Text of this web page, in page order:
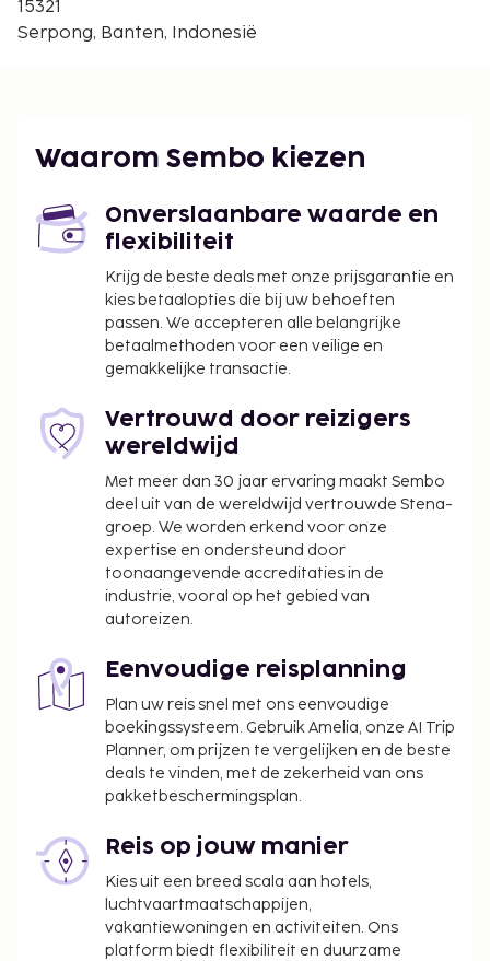
De volgende kosten dienen bij de accommodatie te
worden betaald. De kosten kunnen inclusief
Vóór het inchecken dien je een borgsom van
We hebben alle kosten vermeld die de
accommodatie aan ons heeft doorgegeven.
In deze accommodatie zijn huisdieren en
assistentiedieren niet toegestaan.
15321
Serpong, Banten, Indonesië
Waarom Sembo kiezen
Onverslaanbare waarde en
flexibiliteit
Krijg de beste deals met onze prijsgarantie en
kies betaalopties die bij uw behoeften
passen. We accepteren alle belangrijke
betaalmethoden voor een veilige en
gemakkelijke transactie.
Vertrouwd door reizigers
wereldwijd
Met meer dan 30 jaar ervaring maakt Sembo
deel uit van de wereldwijd vertrouwde Stena-
groep. We worden erkend voor onze
expertise en ondersteund door
toonaangevende accreditaties in de
industrie, vooral op het gebied van
autoreizen.
Eenvoudige reisplanning
Plan uw reis snel met ons eenvoudige
boekingssysteem. Gebruik Amelia, onze AI Trip
Planner, om prijzen te vergelijken en de beste
deals te vinden, met de zekerheid van ons
pakketbeschermingsplan.
Reis op jouw manier
Kies uit een breed scala aan hotels,
luchtvaartmaatschappijen,
vakantiewoningen en activiteiten. Ons
platform biedt flexibiliteit en duurzame